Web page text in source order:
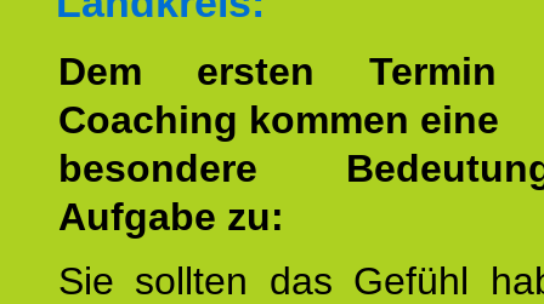
Dem ersten
Coaching kommen eine
besondere
Aufgabe zu:
Sie sollten das Gefühl